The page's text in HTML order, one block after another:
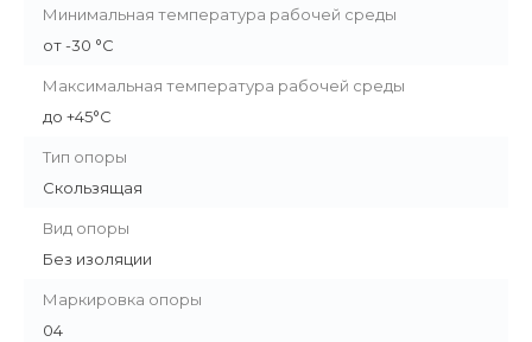
Минимальная температура рабочей среды
от -30 °С
Максимальная температура рабочей среды
до +45°С
Тип опоры
Скользящая
Вид опоры
Без изоляции
Маркировка опоры
04